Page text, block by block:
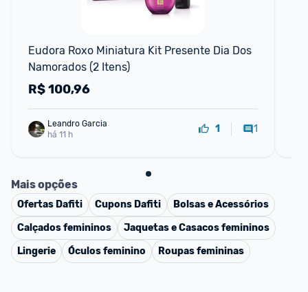
Eudora Roxo Miniatura Kit Presente Dia Dos
Namorados (2 Itens)
R$100,96
Leandro Garcia
há 11 h
1 1
Mais opções
Ofertas Dafiti Cupons Dafiti
Bolsas e Acessórios
Calçados femininos
Jaquetas e Casacos femininos
Lingerie
Óculos feminino Roupas femininas